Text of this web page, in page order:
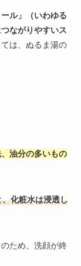
ール」（いわゆる
ながりやすいス
は、ぬるま湯の
油分の多いもの
化粧水は浸透し
ため、洗顔が終